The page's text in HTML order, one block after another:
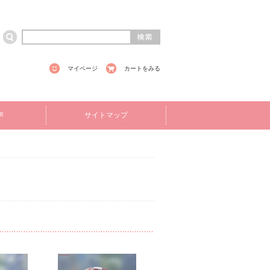
マイページ カートをみる
サイトマップ